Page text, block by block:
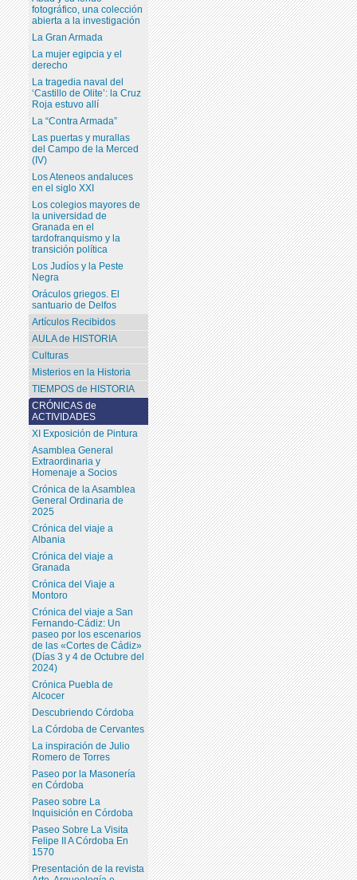
CRÓNICAS de
ACTIVIDADES
XI Exposición de Pintura
Asamblea General
Extraordinaria y
Homenaje a Socios
Crónica de la Asamblea
General Ordinaria de
2025
Crónica del viaje a
Albania
Crónica del viaje a
Granada
Crónica del Viaje a
Montoro
Crónica del viaje a San
Fernando-Cádiz: Un
paseo por los escenarios
de las «Cortes de Cádiz»
(Días 3 y 4 de Octubre del
2024)
Crónica Puebla de
Alcocer
Descubriendo Córdoba
La Córdoba de Cervantes
La inspiración de Julio
Romero de Torres
Paseo por la Masonería
en Córdoba
Paseo sobre La
Inquisición en Córdoba
Paseo Sobre La Visita
Felipe II A Córdoba En
1570
Presentación de la revista
fotográfico, una colección
abierta a la investigación
La Gran Armada
La mujer egipcia y el
derecho
La tragedia naval del
‘Castillo de Olite’: la Cruz
Roja estuvo allí
La “Contra Armada”
Las puertas y murallas
del Campo de la Merced
(IV)
Los Ateneos andaluces
en el siglo XXI
Los colegios mayores de
la universidad de
Granada en el
tardofranquismo y la
transición política
Los Judíos y la Peste
Negra
Oráculos griegos. El
santuario de Delfos
Artículos Recibidos
AULA de HISTORIA
Culturas
Misterios en la Historia
TIEMPOS de HISTORIA